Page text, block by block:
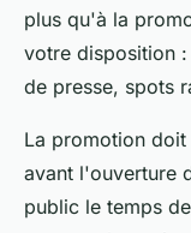
plus qu'à la
votre disposition
de presse, spots
La promotion doit
avant l'ouverture
public le temps